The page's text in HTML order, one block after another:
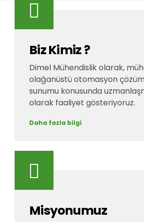
Biz Kimiz ?
Dimel Mühendislik olarak,
olağanüstü otomasyon
sunumu konusunda
olarak faaliyet gösteriyoruz.
Daha fazla bilgi
Misyonumuz